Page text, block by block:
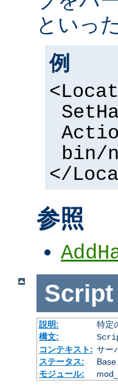
といっ
例
bin/
</
参照
Script
説明:
特定
構文:
コンテキスト: サー
ステータス:
Base
モジュール: